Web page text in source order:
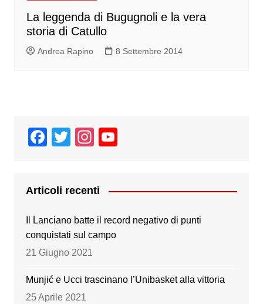
La leggenda di Bugugnoli e la vera
storia di Catullo
Andrea Rapino 8 Settembre 2014
F
e
b
o
o
T
er
In
gr
a
m
T
u
Articoli recenti
Il Lanciano batte il record negativo di punti
conquistati sul campo
21 Giugno 2021
Munjić e Ucci trascinano l’Unibasket alla vittoria
25 Aprile 2021